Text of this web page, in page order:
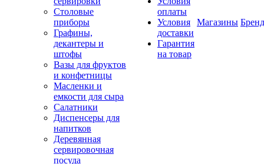
Столовые
приборы
Графины,
декантеры и
штофы
Вазы для фруктов
и конфетницы
Масленки и
емкости для сыра
Салатники
Диспенсеры для
напитков
Деревянная
сервировочная
посуда
оплаты
Условия
доставки
Гарантия
на товар
Магазины